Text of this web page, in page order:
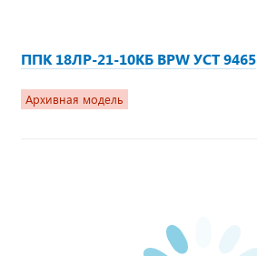
ППК 18ЛР-21-10КБ BPW УСТ 9465
Архивная модель